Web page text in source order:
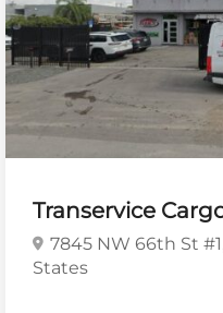
Transervice
7845 NW 66th St
States